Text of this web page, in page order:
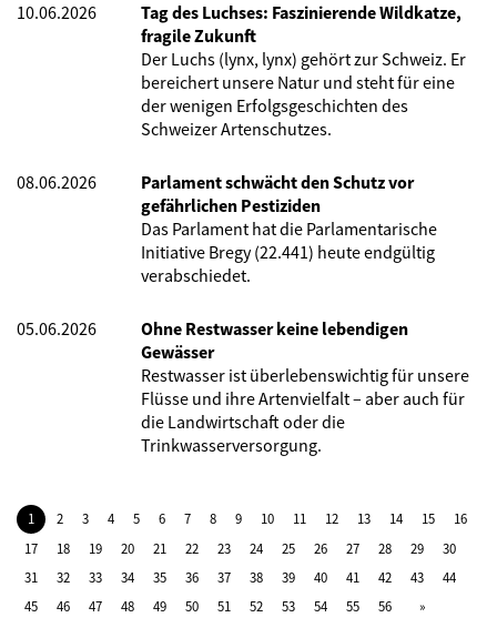
10.06.2026
Tag des Luchses: Faszinierende Wildkatze,
fragile Zukunft
Der Luchs (lynx, lynx) gehört zur Schweiz. Er
bereichert unsere Natur und steht für eine
der wenigen Erfolgsgeschichten des
Schweizer Artenschutzes.
08.06.2026
Parlament schwächt den Schutz vor
gefährlichen Pestiziden
Das Parlament hat die Parlamentarische
Initiative Bregy (22.441) heute endgültig
verabschiedet.
05.06.2026
Ohne Restwasser keine lebendigen
Gewässer
Restwasser ist überlebenswichtig für unsere
Flüsse und ihre Artenvielfalt – aber auch für
die Landwirtschaft oder die
Trinkwasserversorgung.
1 2 3 4 5 6 7 8 9 10 11 12 13 14 15
16
17
18 19 20 21 22 23 24 25 26 27 28 29
30
31
32 33 34 35 36 37 38 39 40 41 42 43
44
45
46 47 48 49 50 51 52 53 54 55 56